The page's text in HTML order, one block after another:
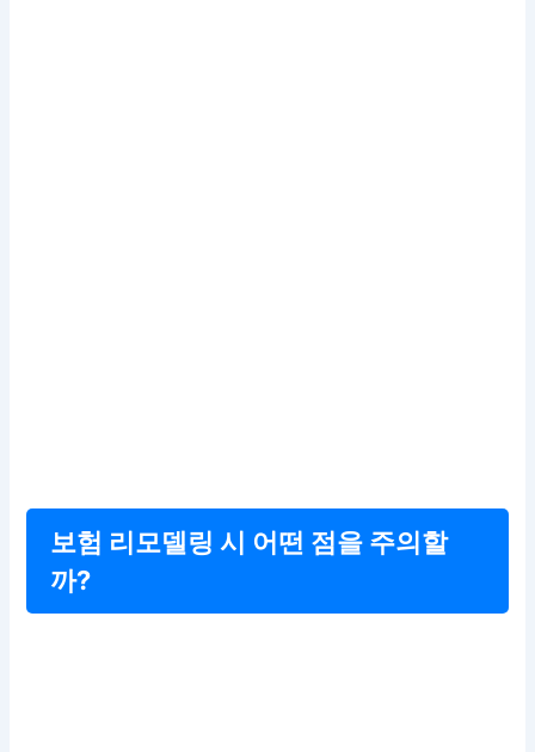
보험 리모델링 시 어떤 점을 주의할
까?